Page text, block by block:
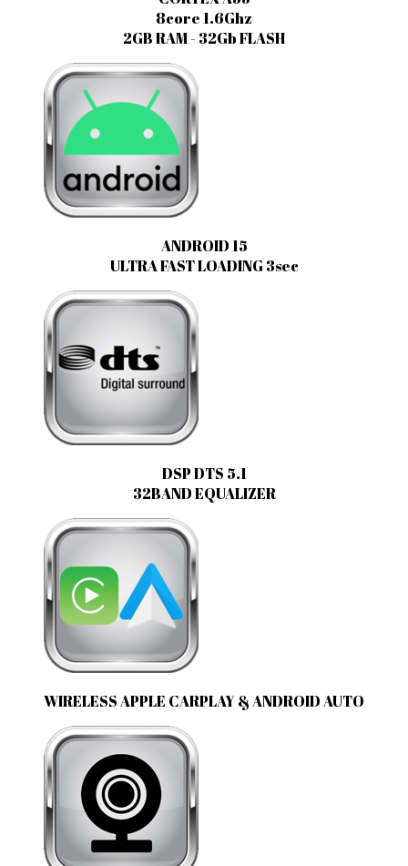
8core 1.6Ghz
2GB RAM - 32Gb FLASH
ANDROID 15
ULTRA FAST LOADING 3sec
DSP DTS 5.1
32BAND EQUALIZER
WIRELESS APPLE CARPLAY & ANDROID AUTO